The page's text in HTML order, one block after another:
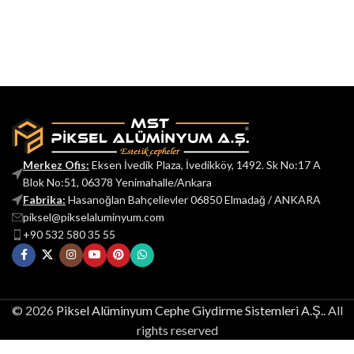
Merkez Ofis: Eksen İvedik Plaza, İvedikköy, 1492. Sk No:17 A
Blok No:51, 06378 Yenimahalle/Ankara
Fabrika: Hasanoğlan Bahçelievler 06850 Elmadağ / ANKARA
piksel@pikselaluminyum.com
+90 532 580 35 55
© 2026 Piksel Alüminyum Cephe Giydirme Sistemleri A.Ş. . All
rights reserved